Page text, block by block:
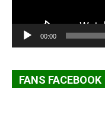
00:00
FANS FACEBOOK